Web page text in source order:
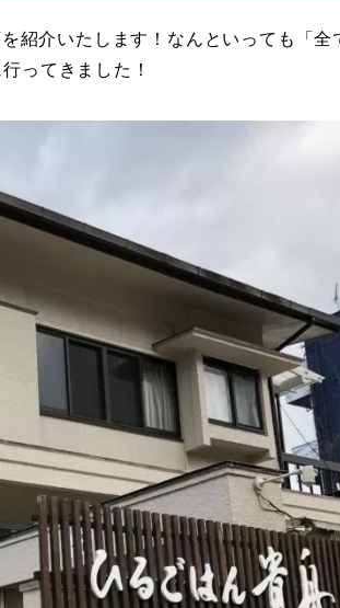
紹介いたします！なんといっても「全
ってきました！